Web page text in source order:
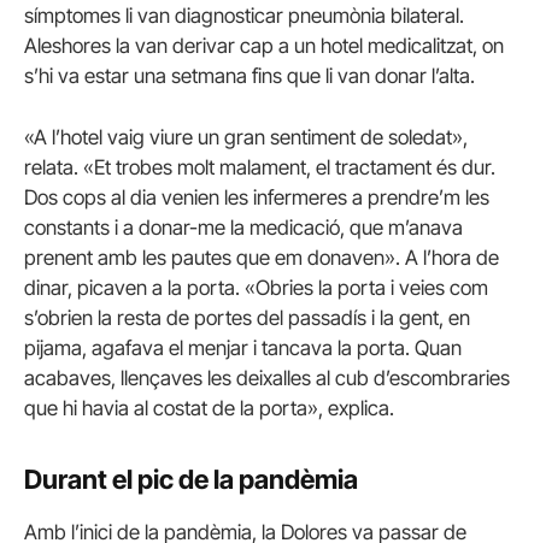
símptomes li van diagnosticar pneumònia bilateral.
Aleshores la van derivar cap a un hotel medicalitzat, on
s’hi va estar una setmana fins que li van donar l’alta.
«A l’hotel vaig viure un gran sentiment de soledat»,
relata. «Et trobes molt malament, el tractament és dur.
Dos cops al dia venien les infermeres a prendre’m les
constants i a donar-me la medicació, que m’anava
prenent amb les pautes que em donaven». A l’hora de
dinar, picaven a la porta. «Obries la porta i veies com
s’obrien la resta de portes del passadís i la gent, en
pijama, agafava el menjar i tancava la porta. Quan
acabaves, llençaves les deixalles al cub d’escombraries
que hi havia al costat de la porta», explica.
Durant el pic de la pandèmia
Amb l’inici de la pandèmia, la Dolores va passar de